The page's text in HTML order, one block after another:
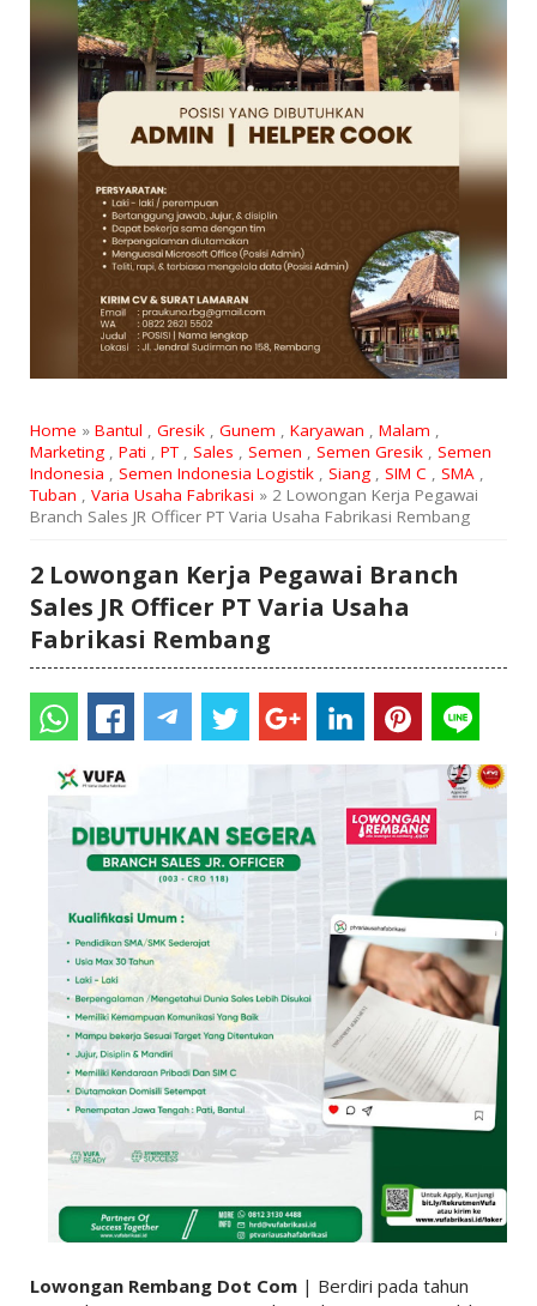
Home » Bantul , Gresik, Gunem , Karyawan , Malam ,
Marketing, Pati , PT, Sales , Semen , Semen Gresik, Semen
Indonesia , Semen Indonesia Logistik, Siang, SIM C , SMA,
Tuban , Varia Usaha Fabrikasi » 2 Lowongan Kerja Pegawai
Branch Sales JR Officer PT Varia Usaha Fabrikasi Rembang
2 Lowongan Kerja Pegawai Branch
Sales JR Officer PT Varia Usaha
Fabrikasi Rembang
Lowongan Rembang Dot Com| Berdiri pada tahun